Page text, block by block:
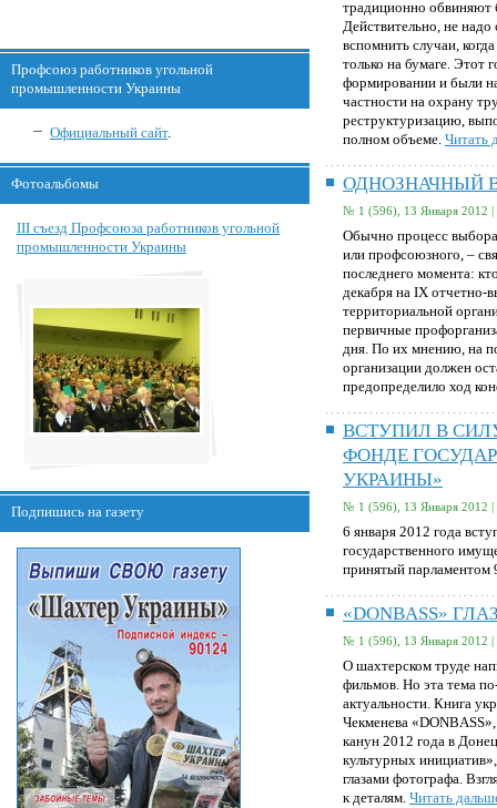
Профсоюз работников угольной
промышленности Украины
Официальный сайт.
Фотоальбомы
III съезд Профсоюза работников угольной
промышленности Украины
Подпишись на газету
традиционно обвиняют
Действительно, не
вспомнить случаи,
только на бумаге. Этот
формировании и были
частности на охрану
реструктуризацию,
полном объеме. Читать
ОДНОЗНАЧНЫЙ
№ 1 (596), 13 Января 2012 |
Обычно процесс
или профсоюзного, –
последнего момента:
декабря на IX отчетно-
территориальной
первичные
дня. По их мнению, на
организации должен
предопределило ход
ВСТУПИЛ В
ФОНДЕ
УКРАИНЫ»
№ 1 (596), 13 Января 2012 |
6 января 2012 года
государственного
принятый парламентом
«DONBASS»
№ 1 (596), 13 Января 2012 |
О шахтерском труде
фильмов. Но эта тема
актуальности. Книга
Чекменева
канун 2012 года в
культурных
глазами фотографа.
к деталям. Читать